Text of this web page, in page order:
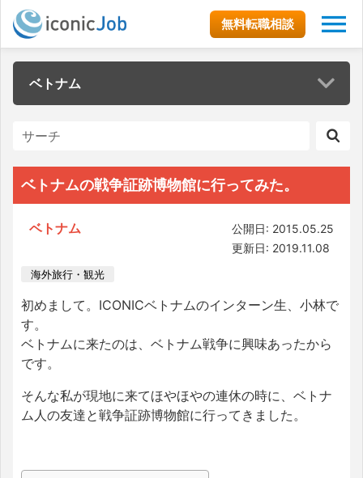
無料転職相談
ベトナム
ベトナムの戦争証跡博物館に行ってみた。
ベトナム
公開日: 2015.05.25
更新日: 2019.11.08
海外旅行・観光
初めまして。ICONICベトナムのインターン生、小林で
す。
ベトナムに来たのは、ベトナム戦争に興味あったから
です。
そんな私が現地に来てほやほやの連休の時に、ベトナ
ム人の友達と戦争証跡博物館に行ってきました。